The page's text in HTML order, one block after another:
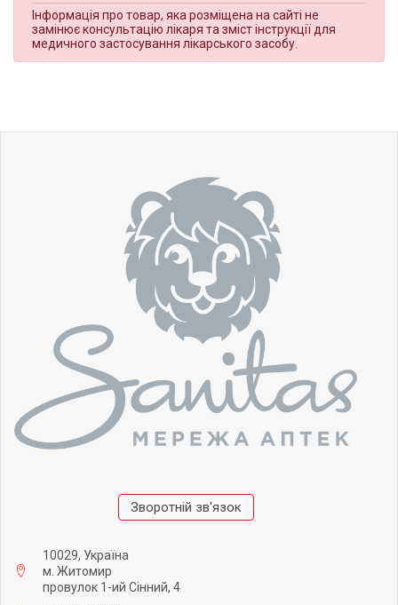
Інформація про товар, яка розміщена на сайті не
замінює консультацію лікаря та зміст інструкції для
медичного застосування лікарського засобу.
Зворотній зв'язок
10029, Україна
м. Житомир
провулок 1-ий Сінний, 4